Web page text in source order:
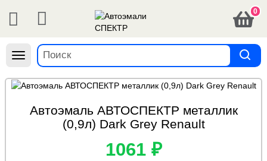
0
Навигация
Автоэмаль АВТОСПЕКТР металлик
(0,9л) Dark Grey Renault
1061 ₽